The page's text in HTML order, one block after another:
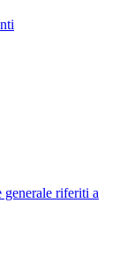
generale riferiti a